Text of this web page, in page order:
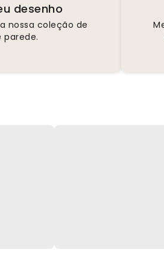
desenho
nossa coleção de
parede.